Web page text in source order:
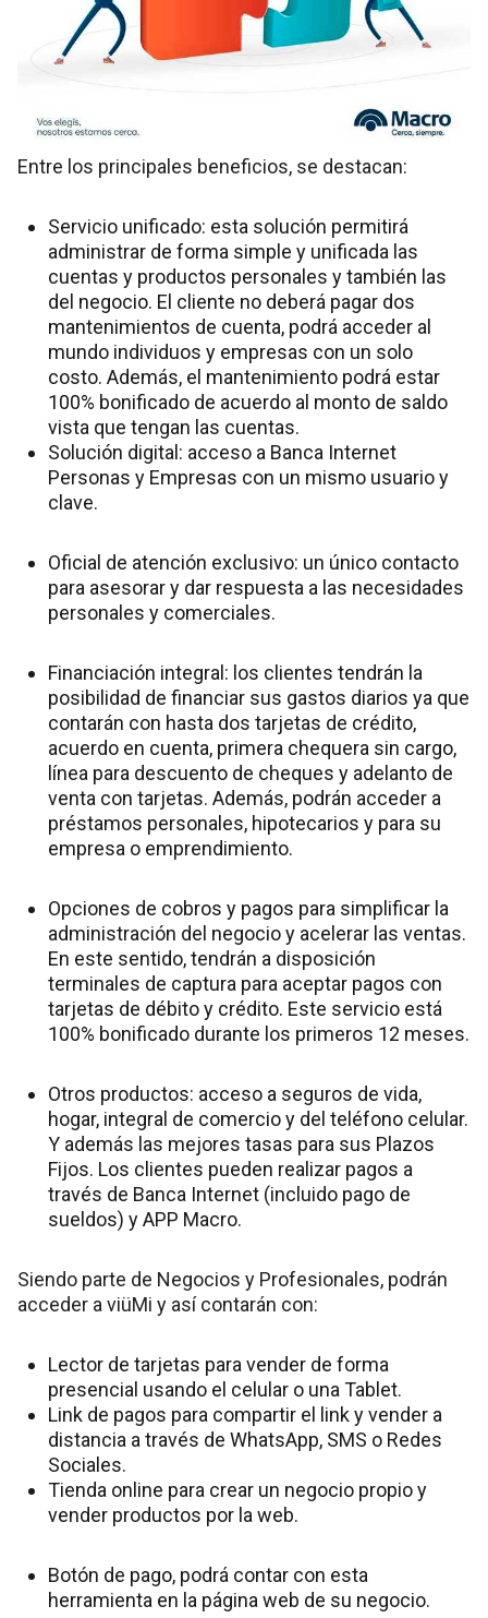
Entre los principales beneficios, se destacan:
Servicio unificado: esta solución permitirá
administrar de forma simple y unificada las
cuentas y productos personales y también las
del negocio. El cliente no deberá pagar dos
mantenimientos de cuenta, podrá acceder al
mundo individuos y empresas con un solo
costo. Además, el mantenimiento podrá estar
100% bonificado de acuerdo al monto de saldo
vista que tengan las cuentas.
Solución digital: acceso a Banca Internet
Personas y Empresas con un mismo usuario y
clave.
Oficial de atención exclusivo: un único contacto
para asesorar y dar respuesta a las necesidades
personales y comerciales.
Financiación integral: los clientes tendrán la
posibilidad de financiar sus gastos diarios ya que
contarán con hasta dos tarjetas de crédito,
acuerdo en cuenta, primera chequera sin cargo,
línea para descuento de cheques y adelanto de
venta con tarjetas. Además, podrán acceder a
préstamos personales, hipotecarios y para su
empresa o emprendimiento.
Opciones de cobros y pagos para simplificar la
administración del negocio y acelerar las ventas.
En este sentido, tendrán a disposición
terminales de captura para aceptar pagos con
tarjetas de débito y crédito. Este servicio está
100% bonificado durante los primeros 12 meses.
Otros productos: acceso a seguros de vida,
hogar, integral de comercio y del teléfono celular.
Y además las mejores tasas para sus Plazos
Fijos. Los clientes pueden realizar pagos a
través de Banca Internet (incluido pago de
sueldos) y APP Macro.
Siendo parte de Negocios y Profesionales, podrán
acceder a viüMi y así contarán con:
Lector de tarjetas para vender de forma
presencial usando el celular o una Tablet.
Link de pagos para compartir el link y vender a
distancia a través de WhatsApp, SMS o Redes
Sociales.
Tienda online para crear un negocio propio y
vender productos por la web.
Botón de pago, podrá contar con esta
herramienta en la página web de su negocio.